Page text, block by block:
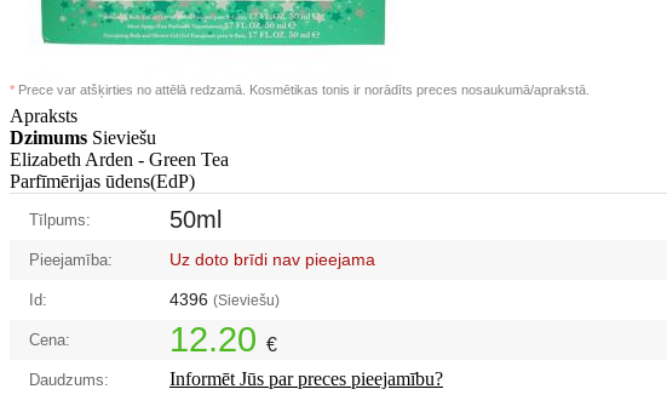
* Prece var atšķirties no attēlā redzamā. Kosmētikas tonis ir norādīts preces nosaukumā/aprakstā.
Apraksts
Dzimums Sieviešu
Elizabeth Arden - Green Tea
Parfīmērijas ūdens(EdP)
Tīlpums: 50ml
Pieejamība: Uz doto brīdi nav pieejama
Id: 4396 (Sieviešu)
Cena: 12.20 €
Daudzums: Informēt Jūs par preces pieejamību?